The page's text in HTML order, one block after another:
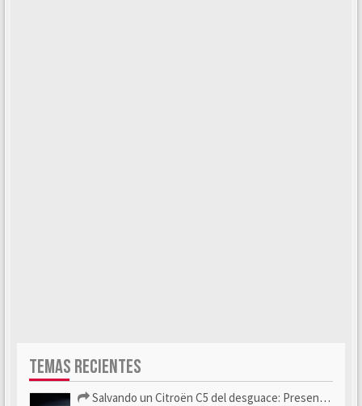
TEMAS RECIENTES
Salvando un Citroën C5 del desguace: Presentación y seguimiento